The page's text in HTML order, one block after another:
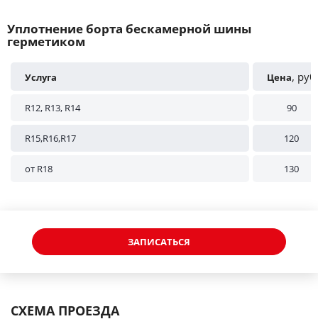
Уплотнение борта бескамерной шины
герметиком
Услуга Цена, руб
R12, R13, R14 90
R15,R16,R17 120
от R18 130
ЗАПИСАТЬСЯ
СХЕМА ПРОЕЗДА